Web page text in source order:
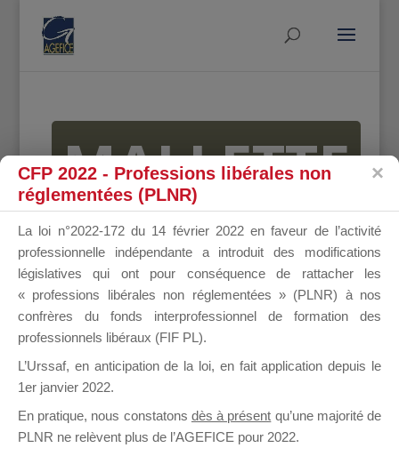
MALLETTE
DU
DIRIGEANT
il y a un mois
CFP 2022 - Professions libérales non
réglementées (PLNR)
La loi n°2022-172 du 14 février 2022 en faveur de l’activité
professionnelle indépendante a introduit des modifications
législatives qui ont pour conséquence de rattacher les
« professions libérales non réglementées » (PLNR) à nos
confrères du fonds interprofessionnel de formation des
professionnels libéraux (FIF PL).
L’Urssaf, en anticipation de la loi, en fait application depuis le
1er janvier 2022.
En pratique, nous constatons dès à présent qu’une majorité de
PLNR ne relèvent plus de l’AGEFICE pour 2022.